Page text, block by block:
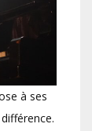
à ses